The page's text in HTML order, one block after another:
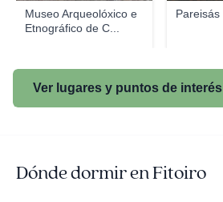
Museo Arqueolóxico e
Etnográfico de C...
Pareisás
Ver lugares y puntos de interés
Dónde dormir en Fitoiro